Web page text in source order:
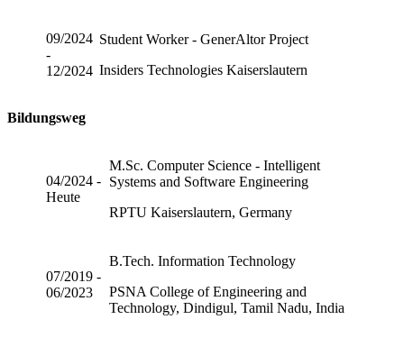
09/2024
-
12/2024
Student Worker - GenerAltor Project
Insiders Technologies Kaiserslautern
Bildungsweg
04/2024 -
Heute
M.Sc. Computer Science - Intelligent
Systems and Software Engineering
RPTU Kaiserslautern, Germany
07/2019 -
06/2023
B.Tech. Information Technology
PSNA College of Engineering and
Technology, Dindigul, Tamil Nadu, India